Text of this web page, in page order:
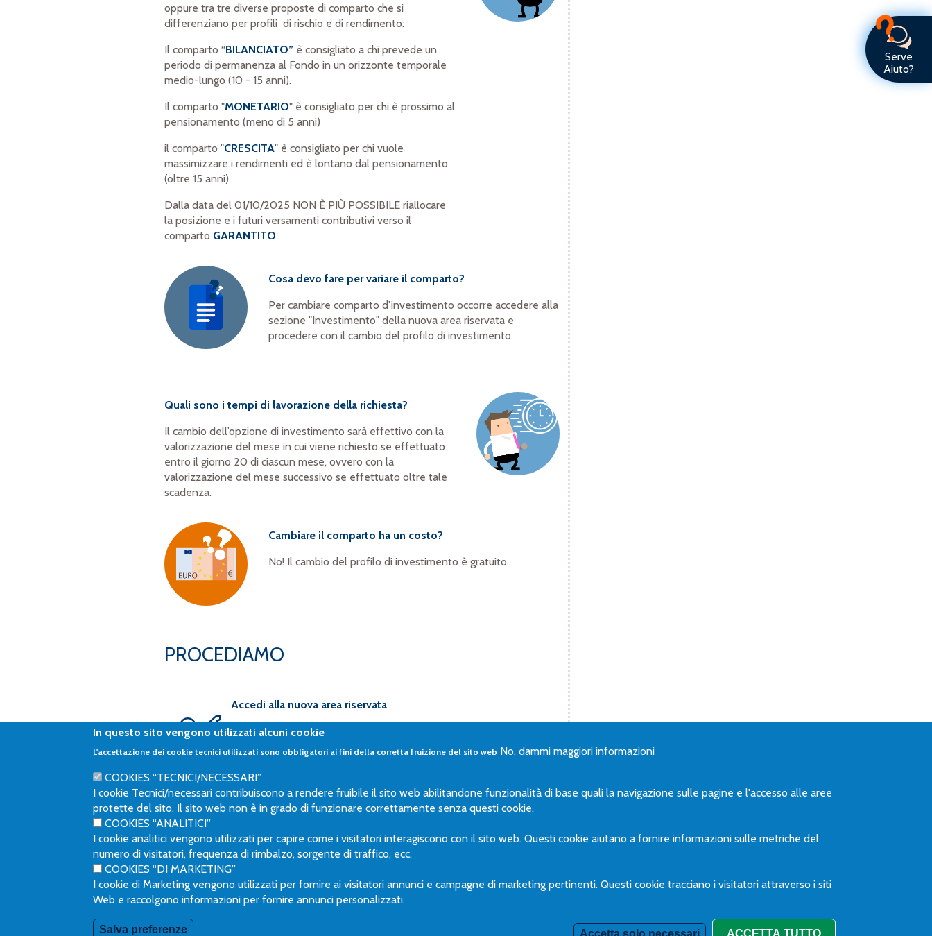
oppure tra tre diverse proposte di comparto che si
differenziano per profili di rischio e di rendimento:
Il comparto “BILANCIATO” è consigliato a chi prevede un
periodo di permanenza al Fondo in un orizzonte temporale
medio-lungo (10 - 15 anni).
Il comparto "MONETARIO" è consigliato per chi è prossimo al
pensionamento (meno di 5 anni)
il comparto "CRESCITA" è consigliato per chi vuole
massimizzare i rendimenti ed è lontano dal pensionamento
(oltre 15 anni)
Dalla data del 01/10/2025 NON È PIÙ POSSIBILE riallocare
la posizione e i futuri versamenti contributivi verso il
comparto GARANTITO.
Cosa devo fare per variare il comparto?
Per cambiare comparto d’investimento occorre accedere alla
sezione "Investimento" della nuova area riservata e
procedere con il cambio del profilo di investimento.
Quali sono i tempi di lavorazione della richiesta?
Il cambio dell’opzione di investimento sarà effettivo con la
valorizzazione del mese in cui viene richiesto se effettuato
entro il giorno 20 di ciascun mese, ovvero con la
valorizzazione del mese successivo se effettuato oltre tale
scadenza.
Cambiare il comparto ha un costo?
No! Il cambio del profilo di investimento è gratuito.
PROCEDIAMO
Accedi alla nuova area riservata
Accedendo alla sezione
dell’area riservata del sito di Fondoposte potrai
modificare il profilo di investimento. Ti
ricordiamo che la modifica avrà efficacia dal
mese successivo a quello della richiesta.
FONDOPOSTE
Codice fiscale 97296600584
CALL CENTER 0422 1745935
In questo sito vengono utilizzati alcuni cookie
L'accettazione dei cookie tecnici utilizzati sono obbligatori ai fini della corretta fruizione del sito web No, dammi maggiori informazioni
COOKIES “TECNICI/NECESSARI”
I cookie Tecnici/necessari contribuiscono a rendere fruibile il sito web abilitandone funzionalità di base quali la navigazione sulle pagine e l'accesso alle aree
protette del sito. Il sito web non è in grado di funzionare correttamente senza questi cookie.
COOKIES “ANALITICI”
I cookie analitici vengono utilizzati per capire come i visitatori interagiscono con il sito web. Questi cookie aiutano a fornire informazioni sulle metriche del
numero di visitatori, frequenza di rimbalzo, sorgente di traffico, ecc.
COOKIES “DI MARKETING”
I cookie di Marketing vengono utilizzati per fornire ai visitatori annunci e campagne di marketing pertinenti. Questi cookie tracciano i visitatori attraverso i siti
Web e raccolgono informazioni per fornire annunci personalizzati.
Salva preferenze Accetta solo necessari ACCETTA TUTTO
Serve Aiuto?
Serve
Aiuto?